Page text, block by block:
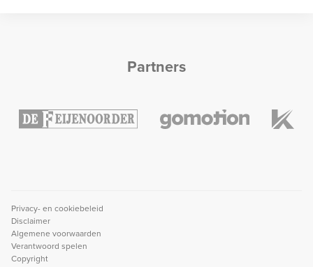
Partners
Privacy- en cookiebeleid
Disclaimer
Algemene voorwaarden
Verantwoord spelen
Copyright